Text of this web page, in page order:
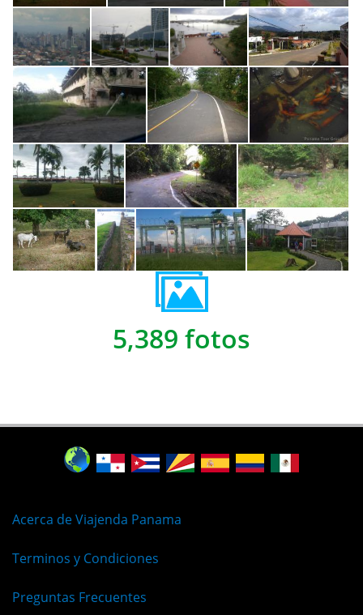
5,389 fotos
Acerca de Viajenda Panama
Terminos y Condiciones
Preguntas Frecuentes